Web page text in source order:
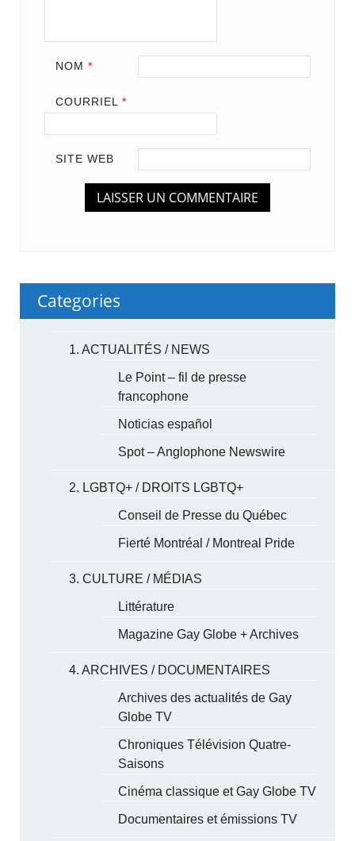
NOM *
COURRIEL *
SITE WEB
Categories
1. ACTUALITÉS / NEWS
Le Point – fil de presse
francophone
Noticias español
Spot – Anglophone Newswire
2. LGBTQ+ / DROITS LGBTQ+
Conseil de Presse du Québec
Fierté Montréal / Montreal Pride
3. CULTURE / MÉDIAS
Littérature
Magazine Gay Globe + Archives
4. ARCHIVES / DOCUMENTAIRES
Archives des actualités de Gay
Globe TV
Chroniques Télévision Quatre-
Saisons
Cinéma classique et Gay Globe TV
Documentaires et émissions TV